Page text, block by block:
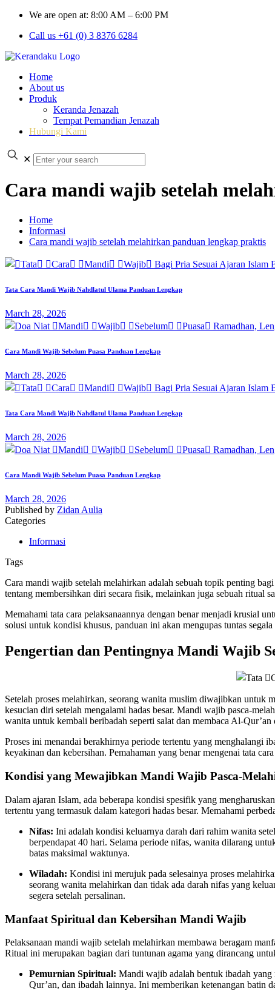
We are open at: 8:00 AM – 6:00 PM
Call us +61 (0) 3 8376 6284
Home
About us
Produk
Keranda Jenazah
Tempat Pemandian Jenazah
Hubungi Kami
✕
Cara mandi wajib setelah
Home
Informasi
Cara mandi wajib setelah melahirkan panduan lengkap praktis
Tata Cara Mandi Wajib Nahdlatul Ulama Panduan Lengkap
March 28, 2026
Cara Mandi Wajib Sebelum Puasa Panduan Lengkap
March 28, 2026
Tata Cara Mandi Wajib Nahdlatul Ulama Panduan Lengkap
March 28, 2026
Cara Mandi Wajib Sebelum Puasa Panduan Lengkap
March 28, 2026
Published by Zidan Aulia
Categories
Informasi
Tags
Cara mandi wajib setelah melahirkan adalah sebuah topik penting
tentang membersihkan diri secara fisik, melainkan juga sebuah ritual
Memahami tata cara pelaksanaannya dengan benar menjadi krusial
solusi untuk kondisi khusus, panduan ini akan mengupas tuntas
Pengertian dan Pentingnya Mandi Wajib
Setelah proses melahirkan, seorang wanita muslim diwajibkan untuk
kesucian diri setelah mengalami hadas besar. Mandi wajib pasca-
wanita untuk kembali beribadah seperti salat dan membaca Al-Qur’an
Proses ini menandai berakhirnya periode tertentu yang menghalangi
keyakinan dan kebersihan. Pemahaman yang benar mengenai tata
Kondisi yang Mewajibkan Mandi Wajib Pasca-
Dalam ajaran Islam, ada beberapa kondisi spesifik yang
tertentu yang termasuk dalam kategori hadas besar. Memahami
Nifas: Ini adalah kondisi keluarnya darah dari rahim wanita
berpendapat 40 hari. Selama periode nifas, wanita dilarang
batas maksimal waktunya.
Wiladah: Kondisi ini merujuk pada selesainya proses
seorang wanita melahirkan dan tidak ada darah nifas yang
segera setelah persalinan.
Manfaat Spiritual dan Kebersihan Mandi Wajib
Pelaksanaan mandi wajib setelah melahirkan membawa beragam
Ritual ini merupakan bagian dari tuntunan agama yang dirancang
Pemurnian Spiritual: Mandi wajib adalah bentuk ibadah
Qur’an, dan ibadah lainnya. Ini memberikan ketenangan batin